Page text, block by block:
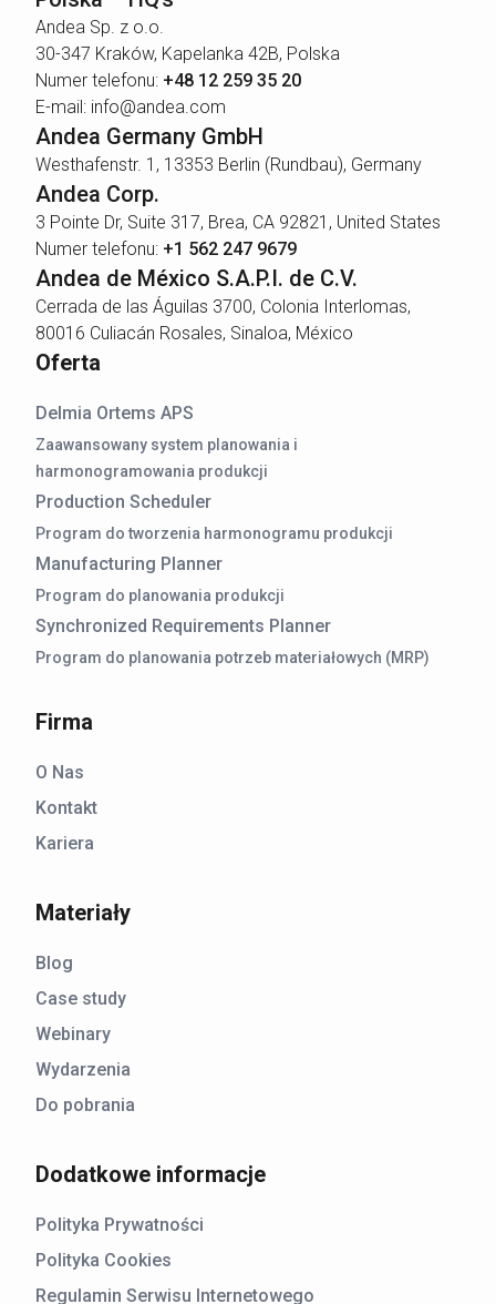
Andea Sp. z o.o.
30-347 Kraków, Kapelanka 42B, Polska
Numer telefonu: +48 12 259 35 20
E-mail: info@andea.com
Andea Germany GmbH
Westhafenstr. 1, 13353 Berlin (Rundbau), Germany
Andea Corp.
3 Pointe Dr, Suite 317, Brea, CA 92821, United States
Numer telefonu: +1 562 247 9679
Andea de México S.A.P.I. de C.V.
Cerrada de las Águilas 3700, Colonia Interlomas,
80016 Culiacán Rosales, Sinaloa, México
Oferta
Delmia Ortems APS
Zaawansowany system planowania i
harmonogramowania produkcji
Production Scheduler
Program do tworzenia harmonogramu produkcji
Manufacturing Planner
Program do planowania produkcji
Synchronized Requirements Planner
Program do planowania potrzeb materiałowych (MRP)
Firma
O Nas
Kontakt
Kariera
Materiały
Blog
Case study
Webinary
Wydarzenia
Do pobrania
Dodatkowe informacje
Polityka Prywatności
Polityka Cookies
Regulamin Serwisu Internetowego